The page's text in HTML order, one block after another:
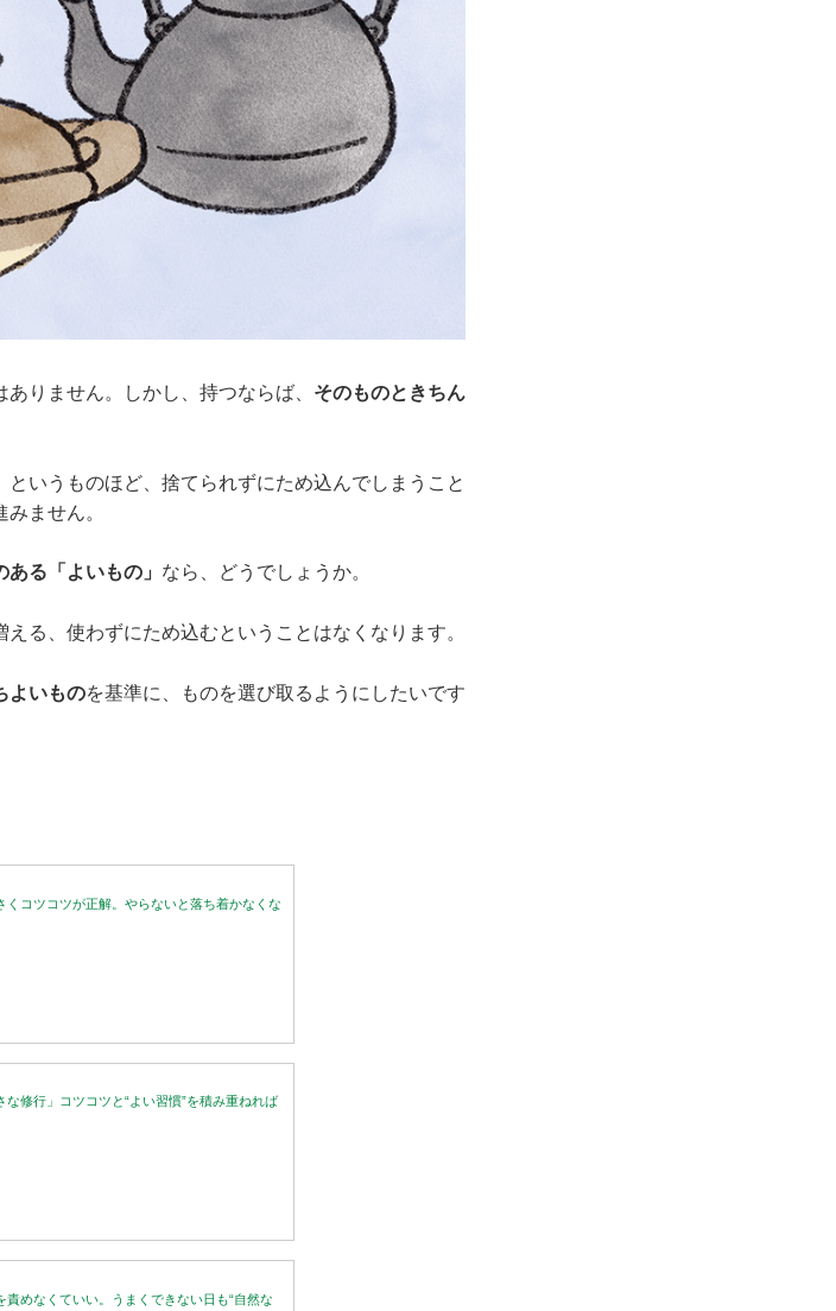
りません。しかし、持つならば、 そのものときちん
というものほど、捨てられずにため込んでしまうこと
ません。
る「よいもの」 なら、どうでしょうか。
る、使わずにため込むということはなくなります。
よいものを基準に、ものを選び取るようにしたいです
くコツコツが正解。やらないと落ち着かなくな
な修行」コツコツと“よい習慣”を積み重ねれば
責めなくていい。うまくできない日も“自然な